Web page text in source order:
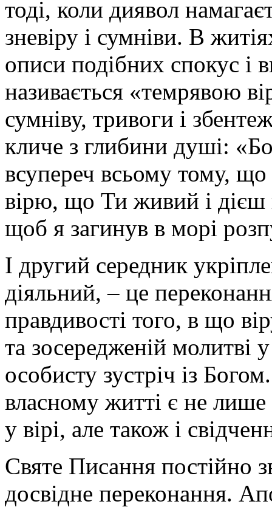
тоді, коли диявол
зневіру і сумніви. В
описи подібних спокус і
називається «темрявою
сумніву, тривоги і
кличе з глибини душі:
всупереч всьому тому,
вірю, що Ти живий і дієш
щоб я загинув в морі
І другий середник
діяльний, – це
правдивості того, в що
та зосередженій молитві
особисту зустріч із
власному житті є не
у вірі, але також і
Святе Писання постійно
досвідне переконання.